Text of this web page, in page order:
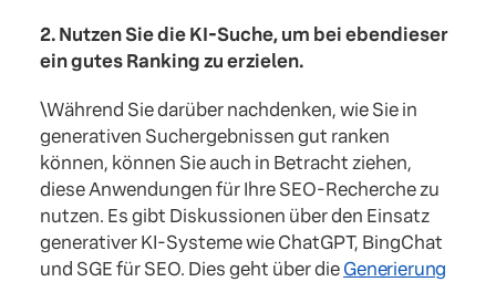
2. Nutzen Sie die KI-Suche, um bei ebendieser
ein gutes Ranking zu erzielen.
\Während Sie darüber nachdenken, wie Sie in
generativen Suchergebnissen gut ranken
können, können Sie auch in Betracht ziehen,
diese Anwendungen für Ihre SEO-Recherche zu
nutzen. Es gibt Diskussionen über den Einsatz
generativer KI-Systeme wie ChatGPT, BingChat
und SGE für SEO. Dies geht über dieGenerierung